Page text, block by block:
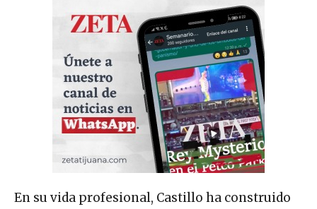
En su vida profesional, Castillo ha construido